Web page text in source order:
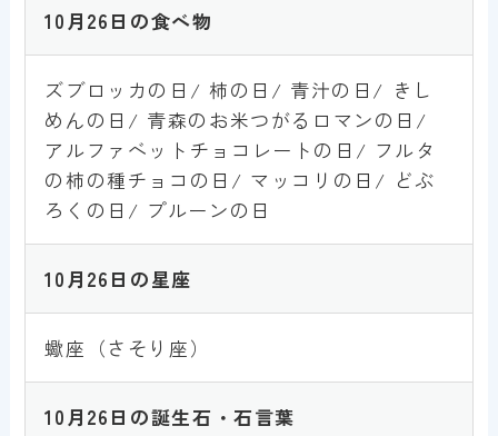
10 月26 日 の食べ物
ズブロッカの日/ 柿の日/ 青汁の日/ きし
めんの日/ 青森のお米つがるロマンの日/
アルファベットチョコレートの日/ フルタ
の柿の種チョコの日/ マッコリの日/ どぶ
ろくの日/ プルーンの日
10月26 日 の星座
蠍座（さそり座）
10月26 日 の誕生石・石言葉